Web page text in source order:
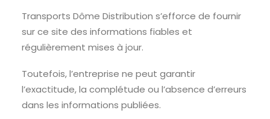
Transports Dôme Distribution s’efforce de fournir
sur ce site des informations fiables et
régulièrement mises à jour.
Toutefois, l’entreprise ne peut garantir
l’exactitude, la complétude ou l’absence d’erreurs
dans les informations publiées.